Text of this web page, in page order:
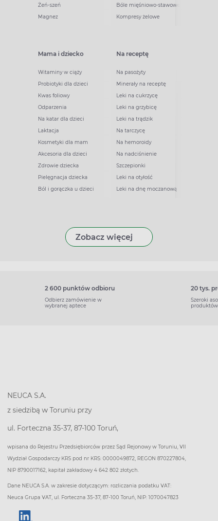
Żeń-szeń
Magnez
Bóle mięśniowo-stawowe
Kompresy żelowe
Mama i dziecko
Witaminy w ciąży
Probiotyki dla dzieci
Kwas foliowy
Odparzenia
Na katar dla dzieci
Laktacja
Kosmetyki dla mam
Akcesoria dla dzieci
Zdrowie dziecka
Pielęgnacja dziecka
Ból i gorączka u dzieci
Na receptę
Na pasożyty
Minerały na receptę
Leki na cukrzycę
Leki na grzybicę
Leki na trądzik
Na tarczycę
Na hemoroidy
Na nadciśnienie
Szczepionki
Leki na otyłość
Leki na dnę moczanową
Zobacz więcej
2 600 punktów odbioru
Odbierz zamówienie w
wybranej aptece
20 tys.
Szeroki
produktów
NEUCA S.A.
z siedzibą w Toruniu przy
ul. Forteczna 35-37, 87-100 Toruń,
wpisana do Rejestru Przedsiębiorców przez Sąd Rejonowy w Toruniu, VII
Wydział Gospodarczy KRS pod nr KRS: 0000049872, REGON 870227804,
NIP 8790017162, kapitał zakładowy 4 642 802 złotych.
Dane NEUCA S.A. w zakresie dotyczącym: rozliczania podatku VAT:
Neuca Grupa VAT, ul. Forteczna 35-37, 87-100 Toruń, NIP: 1070047823